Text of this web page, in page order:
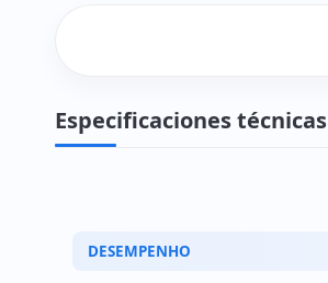
Especificaciones técnicas
DESEMPENHO